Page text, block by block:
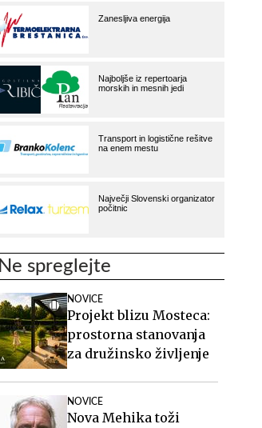
Ne spreglejte
NOVICE
Projekt blizu Mosteca:
prostorna stanovanja
za družinsko življenje
NOVICE
Nova Mehika toži